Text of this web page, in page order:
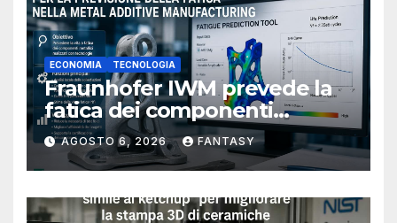
ECONOMIA TECNOLOGIA
Fraunhofer IWM prevede la
fatica dei componenti
metallici stampati in 3D
AGOSTO 6, 2026 FANTASY